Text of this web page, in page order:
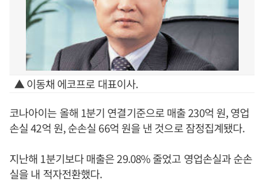
▲ 이동채 에코프로 대표이사.
코나아이는 올해 1분기 연결기준으로 매출 230억 원, 영업
손실 42억 원, 순손실 66억 원을 낸 것으로 잠정집계됐다.
지난해 1분기보다 매출은 29.08% 줄었고 영업손실과 순손
실을 내 적자전환했다.